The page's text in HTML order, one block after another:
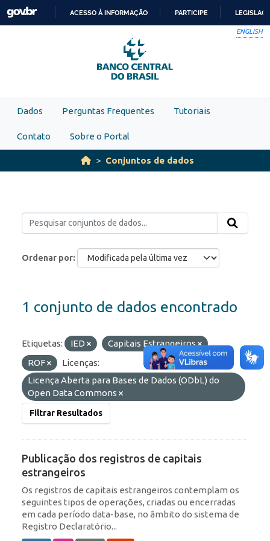
Skip to main content
PARA
O
CONTEÚDO
ACESSO À INFORMAÇÃO PARTICIPE
ENGLISH
Dados Perguntas Frequentes Tutoriais
Contato Sobre o Portal
Conjuntos de dados
Ordenar por
1 conjunto de dados encontrado
Etiquetas: IED
Capitais Estrangeiros
ROF
Licenças:
Licença Aberta para Bases de Dados (ODbL) do
Open Data Commons
Filtrar Resultados
Publicação dos registros de capitais
estrangeiros
Os registros de capitais estrangeiros contemplam os
seguintes tipos de operações, criadas ou encerradas
em cada período data-base, no âmbito do sistema de
Registro Declaratório...